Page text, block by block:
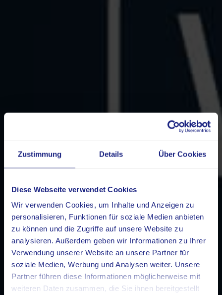
Zustimmung Details Über Cookies
Diese Webseite verwendet Cookies
Wir verwenden Cookies, um Inhalte und Anzeigen zu
personalisieren, Funktionen für soziale Medien anbieten
zu können und die Zugriffe auf unsere Website zu
analysieren. Außerdem geben wir Informationen zu Ihrer
Verwendung unserer Website an unsere Partner für
soziale Medien, Werbung und Analysen weiter. Unsere
Partner führen diese Informationen möglicherweise mit
weiteren Daten zusammen, die Sie ihnen bereitgestellt